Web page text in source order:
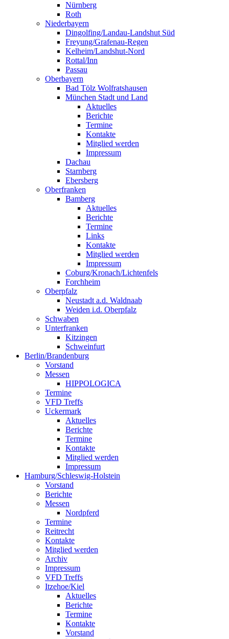
Nürnberg
Roth
Niederbayern
Dingolfing/Landau-Landshut Süd
Freyung/Grafenau-Regen
Kelheim/Landshut-Nord
Rottal/Inn
Passau
Oberbayern
Bad Tölz Wolfratshausen
München Stadt und Land
Aktuelles
Berichte
Termine
Kontakte
Mitglied werden
Impressum
Dachau
Starnberg
Ebersberg
Oberfranken
Bamberg
Aktuelles
Berichte
Termine
Links
Kontakte
Mitglied werden
Impressum
Coburg/Kronach/Lichtenfels
Forchheim
Oberpfalz
Neustadt a.d. Waldnaab
Weiden i.d. Oberpfalz
Schwaben
Unterfranken
Kitzingen
Schweinfurt
Berlin/Brandenburg
Vorstand
Messen
HIPPOLOGICA
Termine
VFD Treffs
Uckermark
Aktuelles
Berichte
Termine
Kontakte
Mitglied werden
Impressum
Hamburg/Schleswig-Holstein
Vorstand
Berichte
Messen
Nordpferd
Termine
Reitrecht
Kontakte
Mitglied werden
Archiv
Impressum
VFD Treffs
Itzehoe/Kiel
Aktuelles
Berichte
Termine
Kontakte
Vorstand